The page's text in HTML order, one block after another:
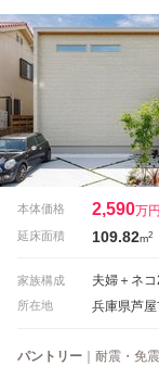
本体価格 2,590万円
延床面積 109.82m2
家族構成 夫婦＋ネ
所在地 兵庫県芦
パントリー ｜耐震・免